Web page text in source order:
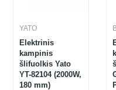
YATO
Elektrinis
kampinis
šlifuolkis Yato
YT-82104 (2000W,
180 mm)